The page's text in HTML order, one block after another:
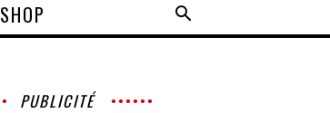
SHOP
PUBLICITÉ